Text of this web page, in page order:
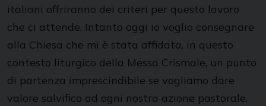
italiani offriranno dei criteri per questo lavoro
che ci attende. Intanto oggi io voglio consegnare
alla Chiesa che mi è stata affidata, in questo
contesto liturgico della Messa Crismale, un punto
di partenza imprescindibile se vogliamo dare
valore salvifico ad ogni nostra azione pastorale.